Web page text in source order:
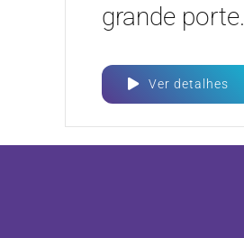
grande porte.
Ver detalhes